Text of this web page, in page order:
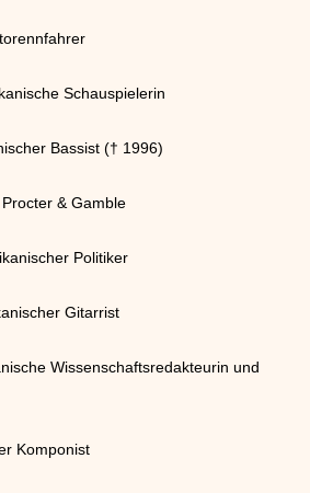
Schauspielerin
Bassist († 1996)
& Gamble
Politiker
Gitarrist
Wissenschaftsredakteurin und
Komponist